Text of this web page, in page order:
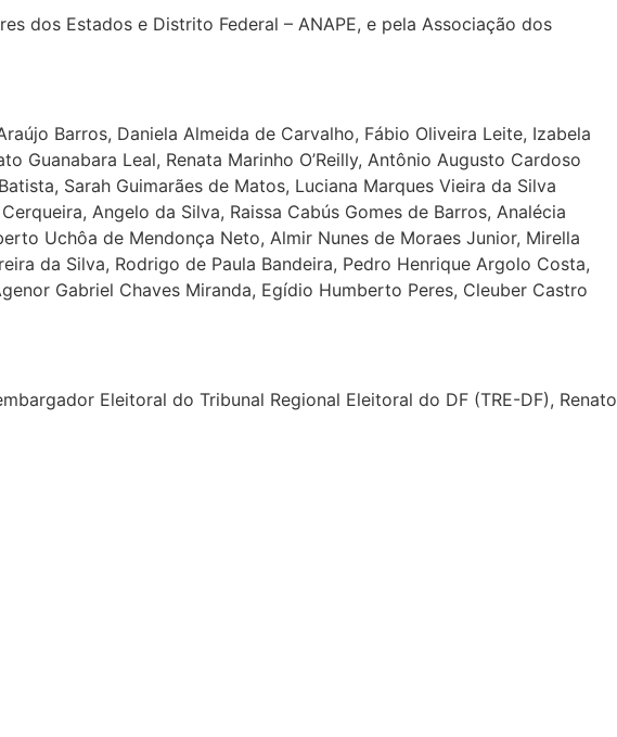
dos Estados e Distrito Federal – ANAPE, e pela Associação dos
Barros, Daniela Almeida de Carvalho, Fábio Oliveira Leite, Izabela
Guanabara Leal, Renata Marinho O’Reilly, Antônio Augusto Cardoso
Sarah Guimarães de Matos, Luciana Marques Vieira da Silva
Angelo da Silva, Raissa Cabús Gomes de Barros, Analécia
Uchôa de Mendonça Neto, Almir Nunes de Moraes Junior, Mirella
da Silva, Rodrigo de Paula Bandeira, Pedro Henrique Argolo Costa,
Gabriel Chaves Miranda, Egídio Humberto Peres, Cleuber Castro
Eleitoral do Tribunal Regional Eleitoral do DF (TRE-DF), Renato